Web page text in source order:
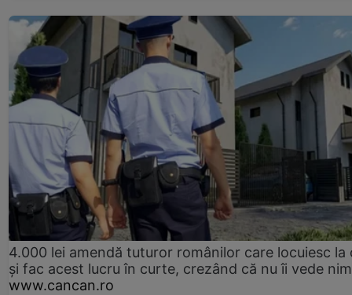
4.000 lei amendă tuturor românilor care locuiesc la
și fac acest lucru în curte, crezând că nu îi vede
www.cancan.ro